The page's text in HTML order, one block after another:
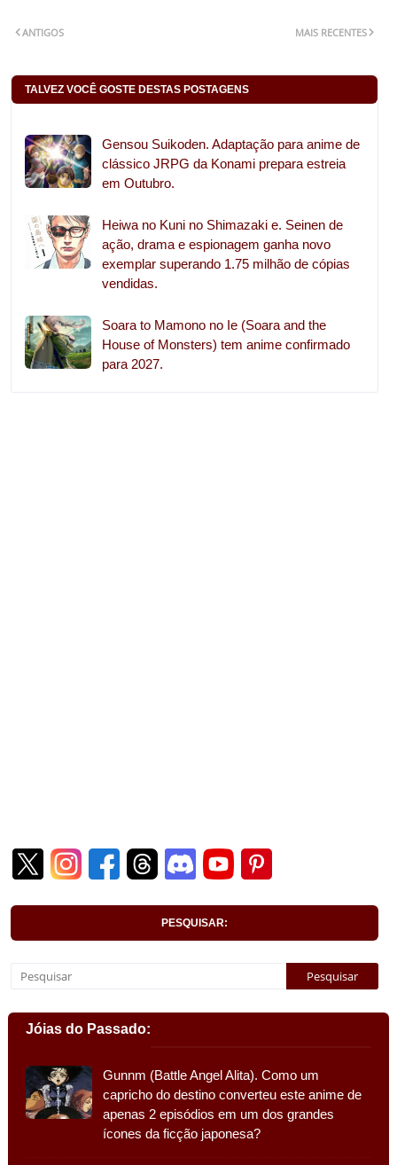
MAIS RECENTES
ANTIGOS
TALVEZ VOCÊ GOSTE DESTAS POSTAGENS
Gensou Suikoden. Adaptação para anime de
clássico JRPG da Konami prepara estreia
em Outubro.
Heiwa no Kuni no Shimazaki e. Seinen de
ação, drama e espionagem ganha novo
exemplar superando 1.75 milhão de cópias
vendidas.
Soara to Mamono no Ie (Soara and the
House of Monsters) tem anime confirmado
para 2027.
PESQUISAR:
Jóias do Passado:
Gunnm (Battle Angel Alita). Como um
capricho do destino converteu este anime de
apenas 2 episódios em um dos grandes
ícones da ficção japonesa?